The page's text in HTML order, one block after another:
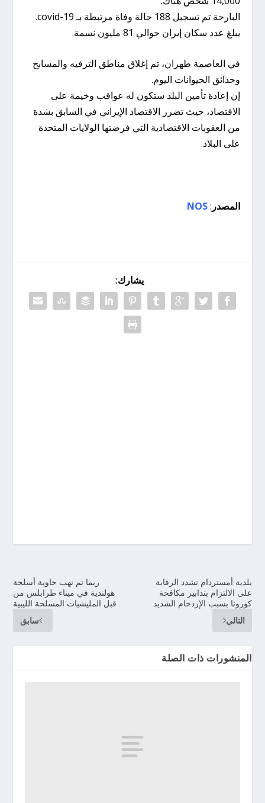
البارحة تم تسجيل 188 حالة وفاة مرتبطة بـ covid-19.
يبلغ عدد سكان إيران حوالي 81 مليون نسمة.
في العاصمة طهران، تم إغلاق مناطق الترفيه والمسابح
وحدائق الحيوانات اليوم.
إن إعادة تأمين البلد ستكون له عواقب وخيمة على
الاقتصاد، حيث تضرر الاقتصاد الإيراني في السابق بشدة
من العقوبات الاقتصادية التي فرضتها الولايات المتحدة
على البلاد.
المصدر :
NOS
يشارك:
ربما تم نهب حاوية أسلحة
هولندية في ميناء طرابلس من
قبل المليشيات المسلحة الليبية
سابق
بلدية أمستردام تشدد الرقابة
على الالتزام بتدابير مكافحة
كورونا بسبب الإزدحام الشديد
التالي
المنشورات ذات الصلة